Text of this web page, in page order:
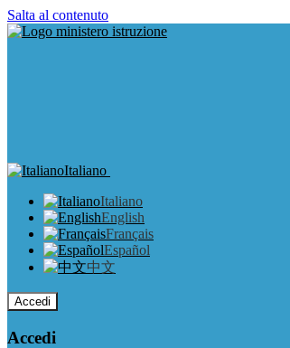
Salta al contenuto
Italiano
Italiano
English
Français
Español
中文
Accedi
Accedi